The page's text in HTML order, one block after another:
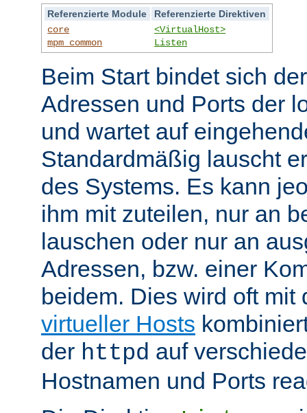
Referenzierte Module
Referenzierte Direktiven
core
mpm_common
<VirtualHost>
Listen
Beim Start bindet sich
Adressen und Ports der
und wartet auf
Standardmäßig lauscht
des Systems. Es kann
ihm mit zuteilen, nur an
lauschen oder nur an
Adressen, bzw. einer
beidem. Dies wird oft mit
virtueller Hosts
der httpd auf
Hostnamen und Ports